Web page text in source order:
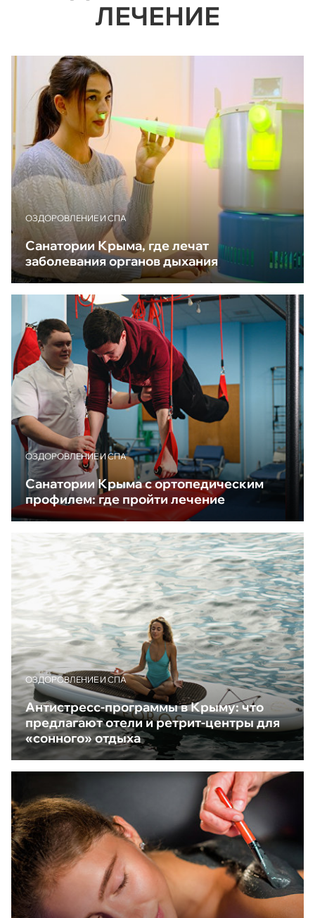
ЛЕЧЕНИЕ
ОЗДОРОВЛЕНИЕ И СПА
Санатории Крыма, где лечат
заболевания органов дыхания
ОЗДОРОВЛЕНИЕ И СПА
Санатории Крыма с ортопедическим
профилем: где пройти лечение
ОЗДОРОВЛЕНИЕ И СПА
Антистресс-программы в Крыму: что
предлагают отели и ретрит-центры для
«сонного» отдыха